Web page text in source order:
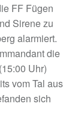
FF Fügen
Sirene zu
alarmiert.
die
Uhr)
vom Tal aus
sich